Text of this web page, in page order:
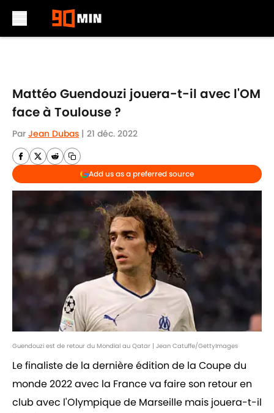
Mattéo Guendouzi jouera-t-il avec l'OM
face à Toulouse ?
Par Jean Dubas | 21 déc. 2022
Add us as a preferred source
Guendouzi est de retour du Mondial au Qatar | Jean Catuffe/GettyImages
Le finaliste de la dernière édition de la Coupe du
monde 2022 avec la France va faire son retour en
club avec l'Olympique de Marseille mais jouera-t-il